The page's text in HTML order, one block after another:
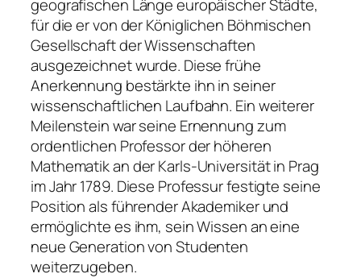
geografischen Länge europäischer Städte,
für die er von der Königlichen Böhmischen
Gesellschaft der Wissenschaften
ausgezeichnet wurde. Diese frühe
Anerkennung bestärkte ihn in seiner
wissenschaftlichen Laufbahn. Ein weiterer
Meilenstein war seine Ernennung zum
ordentlichen Professor der höheren
Mathematik an der Karls-Universität in Prag
im Jahr 1789. Diese Professur festigte seine
Position als führender Akademiker und
ermöglichte es ihm, sein Wissen an eine
neue Generation von Studenten
weiterzugeben.